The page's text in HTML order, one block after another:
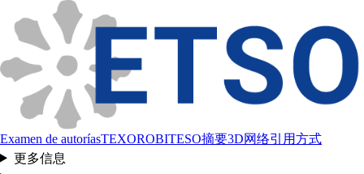
Examen de autoríasTEXOROBITESO摘要3D网络引用方式
更多信息